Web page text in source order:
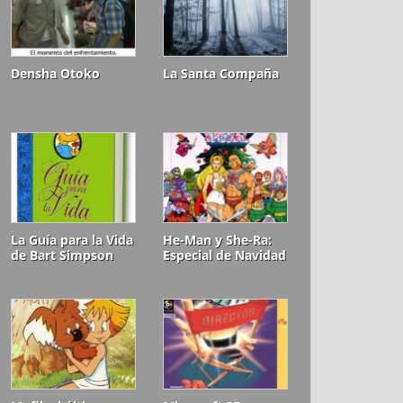
Densha Otoko La Santa Compaña
La Guía para la Vida
de Bart Simpson
He-Man y She-Ra:
Especial de Navidad